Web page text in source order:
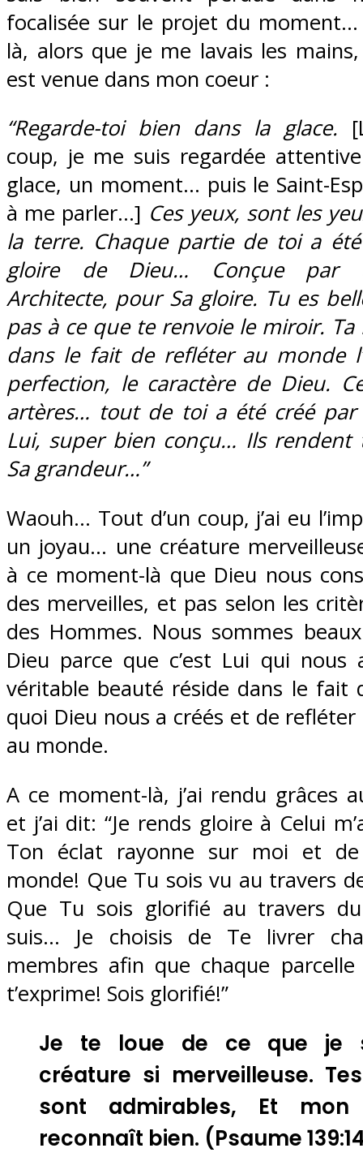
focalisée sur le projet du
là, alors que je me lavais les
est venue dans mon coeur :
“Regarde-toi bien dans la glace.
coup, je me suis regardée
glace, un moment… puis le Saint-
à me parler…] Ces yeux, sont les
la terre. Chaque partie de toi a
gloire de Dieu… Conçue par
Architecte, pour Sa gloire. Tu es
pas à ce que te renvoie le miroir.
dans le fait de refléter au monde
perfection, le caractère de Dieu.
artères… tout de toi a été créé
Lui, super bien conçu… Ils rendent
Sa grandeur…”
Waouh… Tout d’un coup, j’ai eu
un joyau… une créature
à ce moment-là que Dieu nous
des merveilles, et pas selon les
des Hommes. Nous sommes
Dieu parce que c’est Lui qui
véritable beauté réside dans le fait
quoi Dieu nous a créés et de refléter
au monde.
A ce moment-là, j’ai rendu grâces
et j’ai dit: “Je rends gloire à Celui
Ton éclat rayonne sur moi et
monde! Que Tu sois vu au travers
Que Tu sois glorifié au travers
suis… Je choisis de Te livrer
membres afin que chaque
t’exprime! Sois glorifié!”
Je te loue de ce que je
créature si merveilleuse.
sont admirables, Et
reconnaît bien. (Psaume